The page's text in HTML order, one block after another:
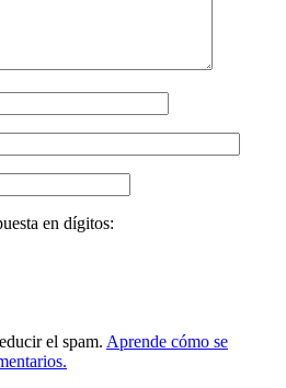
en dígitos:
el spam. Aprende cómo se